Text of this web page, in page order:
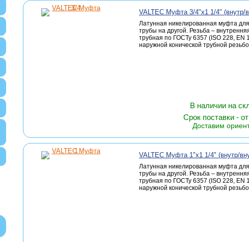
VALTEC Муфта 3/4"х1 1/4" (внутр/
Латунная никелированная муфта
трубы на другой. Резьба –
трубная по ГОСТу 6357 (ISO 228, EN
наружной конической трубной
В наличии на
Срок поставки -
Доставим
VALTEC Муфта 1"х1 1/4" (внутр/
Латунная никелированная муфта
трубы на другой. Резьба –
трубная по ГОСТу 6357 (ISO 228, EN
наружной конической трубной